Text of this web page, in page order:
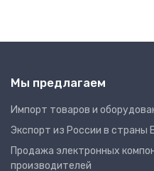
Мы предлагаем
Импорт товаров и
Экспорт из России в страны
Продажа электронных
производителей